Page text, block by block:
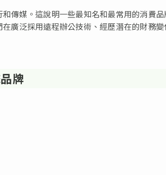
傳媒。這說明一些最知名和最常用的消費
廣泛採用遠程辦公技術、經歷潛在的財務
牌